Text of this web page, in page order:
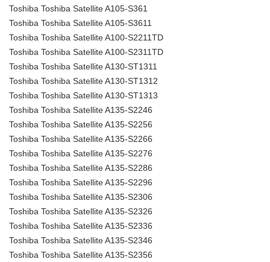
Toshiba Toshiba Satellite A105-S361
Toshiba Toshiba Satellite A105-S3611
Toshiba Toshiba Satellite A100-S2211TD
Toshiba Toshiba Satellite A100-S2311TD
Toshiba Toshiba Satellite A130-ST1311
Toshiba Toshiba Satellite A130-ST1312
Toshiba Toshiba Satellite A130-ST1313
Toshiba Toshiba Satellite A135-S2246
Toshiba Toshiba Satellite A135-S2256
Toshiba Toshiba Satellite A135-S2266
Toshiba Toshiba Satellite A135-S2276
Toshiba Toshiba Satellite A135-S2286
Toshiba Toshiba Satellite A135-S2296
Toshiba Toshiba Satellite A135-S2306
Toshiba Toshiba Satellite A135-S2326
Toshiba Toshiba Satellite A135-S2336
Toshiba Toshiba Satellite A135-S2346
Toshiba Toshiba Satellite A135-S2356